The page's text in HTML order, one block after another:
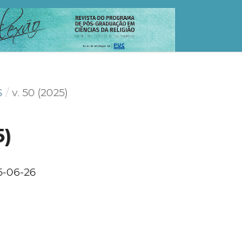
/ v. 50 (2025)
06-26